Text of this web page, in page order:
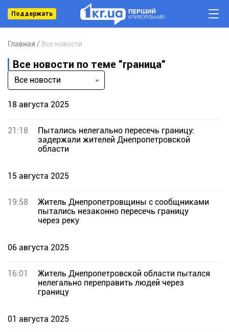
Поддержать
Главная Все новости
Все новости по теме "граница"
Все новости
18 августа 2025
21:18
Пытались нелегально пересечь границу:
задержали жителей Днепропетровской
области
15 августа 2025
19:58
Житель Днепропетровщины с сообщниками
пытались незаконно пересечь границу
через реку
06 августа 2025
16:01
Житель Днепропетровской области пытался
нелегально переправить людей через
границу
01 августа 2025